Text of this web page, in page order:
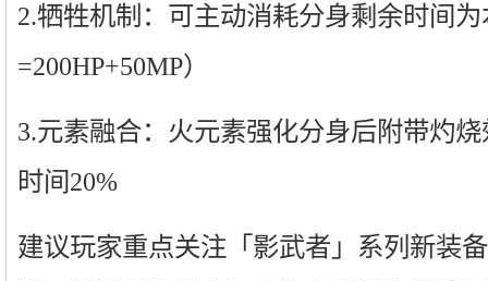
2.牺牲机制：可主动消耗分身剩余时间
=200HP+50MP）
3.元素融合：火元素强化分身后附带灼
时间20%
建议玩家重点关注「影武者」系列新装